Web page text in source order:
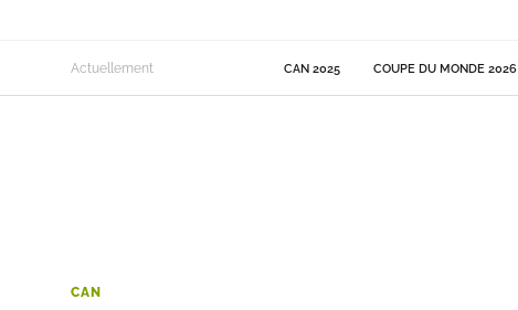
de la CAF
Actuellement CAN 2025 COUPE DU MONDE 2026
CAN